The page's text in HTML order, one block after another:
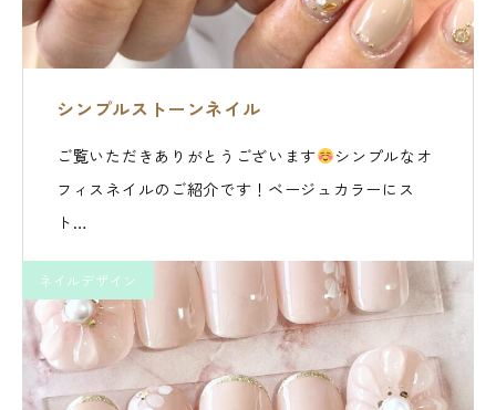
シンプルストーンネイル
ご覧いただきありがとうございます
シンプルなオ
フィスネイルのご紹介です！ベージュカラーにス
ト…
ネイルデザイン